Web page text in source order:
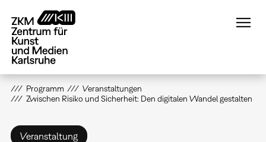
zum
Inhalt
Programm
Veranstaltungen
Zwischen Risiko und Sicherheit: Den digitalen Wandel gestalten
Veranstaltung